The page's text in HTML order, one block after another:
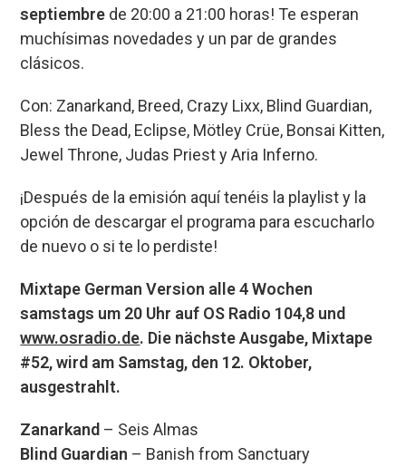
septiembre de 20:00 a 21:00 horas! Te esperan
muchísimas novedades y un par de grandes
clásicos.
Con: Zanarkand, Breed, Crazy Lixx, Blind Guardian,
Bless the Dead, Eclipse, Mötley Crüe, Bonsai Kitten,
Jewel Throne, Judas Priest y Aria Inferno.
¡Después de la emisión aquí tenéis la playlist y la
opción de descargar el programa para escucharlo
de nuevo o si te lo perdiste!
Mixtape German Version alle 4 Wochen
samstags um 20 Uhr auf OS Radio 104,8 und
www.osradio.de. Die nächste Ausgabe, Mixtape
#52, wird am Samstag, den 12. Oktober,
ausgestrahlt.
Zanarkand – Seis Almas
Blind Guardian – Banish from Sanctuary